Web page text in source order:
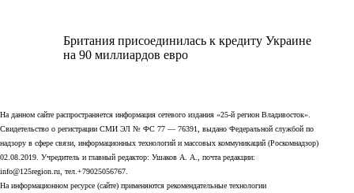
Британия присоединилась к кредиту Украине
на 90 миллиардов евро
На данном сайте распространяется информация сетевого издания «25-й регион Владивосток».
Свидетельство о регистрации СМИ ЭЛ № ФС 77 — 76391, выдано Федеральной службой по
надзору в сфере связи, информационных технологий и массовых коммуникаций (Роскомнадзор)
02.08.2019. Учредитель и главный редактор: Ушаков А. А., почта редакции:
info@125region.ru, тел.+79025056767.
На информационном ресурсе (сайте) применяются рекомендательные технологии